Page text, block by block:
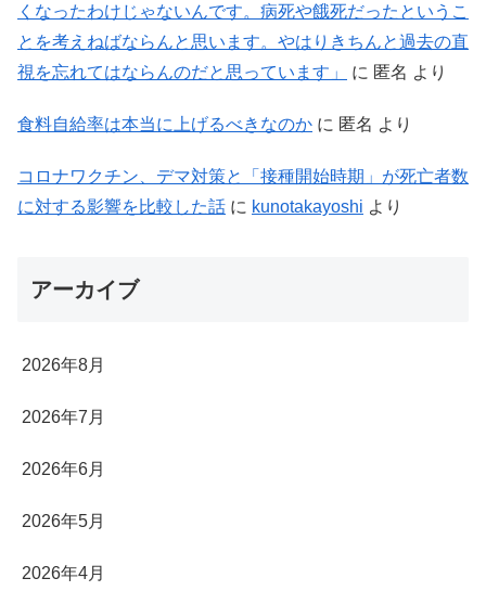
くなったわけじゃないんです。病死や餓死だったというこ
とを考えねばならんと思います。やはりきちんと過去の直
視を忘れてはならんのだと思っています」
に 匿名 より
食料自給率は本当に上げるべきなのか に 匿名 より
コロナワクチン、デマ対策と「接種開始時期」が死亡者数
に対する影響を比較した話 に kunotakayoshi より
アーカイブ
2026年8月
2026年7月
2026年6月
2026年5月
2026年4月